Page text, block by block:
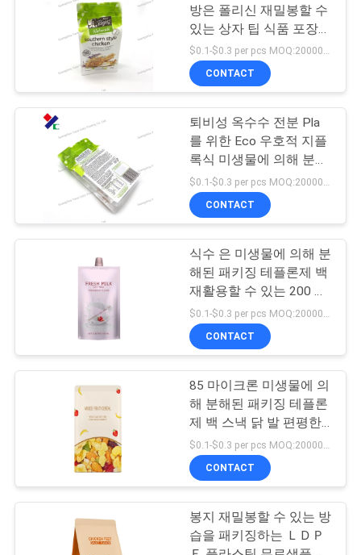
트
PRIVACY
POLICY
가방을 패키징하는
애완동물사료
냉각 접착 영화
7
주둥이 주머니 포장
23
방은 폴리신 재밀봉할 수
있는 상자 팁 식품 포장을
적층했습니다
$0.1-$0.3 per pcs MOQ:20000 PC
CONTACT
퇴비성 옥수수 전분 Pla
를 위한 Eco 우호적 지플
록식 미생물에 의해 분해
된 패키징 테플론제 백
$0.1-$0.3 per pcs MOQ:20000 PC
CONTACT
식수 은 미생물에 의해 분
해된 패키징 테플론제 백
재활용할 수 있는 200 밀
리람베르트는 10 밀리람
베르트 30 밀리람베르트
토수구 팁을 반박합니다
CONTACT
85 마이크론 미생물에 의
해 분해된 패키징 테플론
제 백 스낵 닭 발 편평한
하부 지퍼 팁
CONTACT
봉지 재밀봉할 수 있는 방
습을 패키징하는 ＬＤＰ